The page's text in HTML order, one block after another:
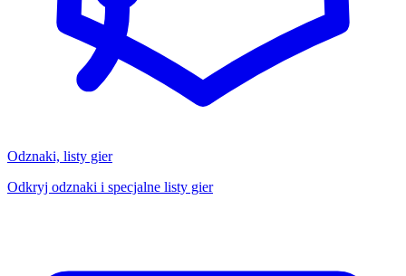
Odznaki, listy gier
Odkryj odznaki i specjalne listy gier